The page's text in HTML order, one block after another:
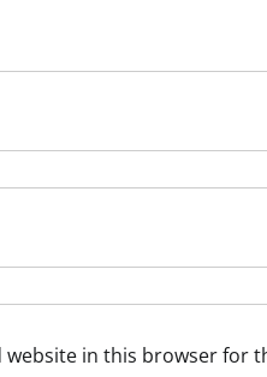
website in this browser for